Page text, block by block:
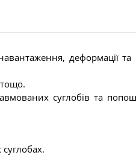
деформації та
суглобів та